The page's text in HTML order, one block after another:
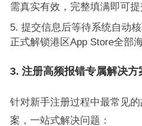
需真实有效，完整填满即可提
提交信息后等待系统自动
正式解锁港区App Store全部
3. 注册高频报错专属解决方
针对新手注册过程中最常见
案，一站式解决问题：